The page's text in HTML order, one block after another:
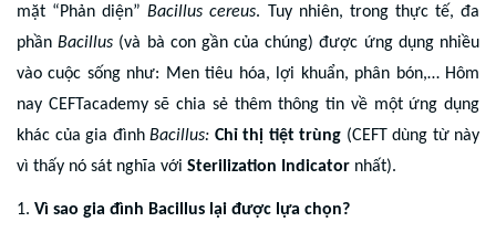
mặt “Phản diện”Bacillus cereus. Tuy nhiên, trong thực tế, đa
phầnBacillus (và bà con gần của chúng) được ứng dụng nhiều
vào cuộc sống như: Men tiêu hóa, lợi khuẩn, phân bón,… Hôm
nay CEFTacademy sẽ chia sẻ thêm thông tin về một ứng dụng
khác của gia đình Bacillus: Chỉ thị tiệt trùng (CEFT dùng từ này
vì thấy nó sát nghĩa với Sterilization Indicator nhất).
1. Vì sao gia đình Bacillus lại được lựa chọn?